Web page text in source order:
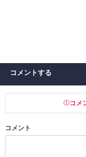
コメントする
コメ
以下の書き込みを禁止と
コメント